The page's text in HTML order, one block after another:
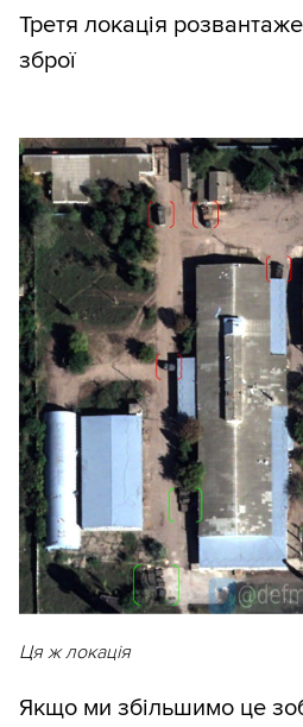
Третя локація
зброї
Ця ж локація
Якщо ми збільшимо це